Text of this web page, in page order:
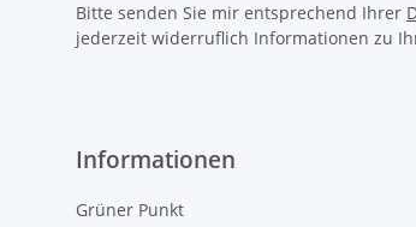
Bitte senden Sie mir entsprechend Ihrer
jederzeit widerruflich Informationen zu
Informationen
Grüner Punkt